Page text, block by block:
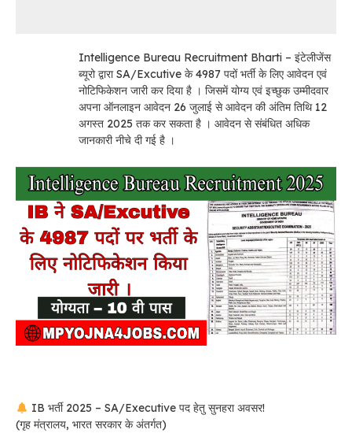
Intelligence Bureau Recruitment Bharti – इंटेलीजेंस
ब्यूरो द्वारा SA/Excutive के 4987 पदों भर्ती के लिए आवेदन एवं
नोटिफिकेशन जारी कर दिया है । जिसमें योग्य एवं इच्छुक उम्मीदवार
अपना ऑनलाइन आवेदन 26 जुलाई से आवेदन की अंतिम तिथि 12
अगस्त 2025 तक कर सकता है । आवेदन से संबंधित अधिक
जानकारी नीचे दी गई है ।
IB भर्ती 2025 – SA/Executive पद हेतु सुनहरा अवसर!
(गृह मंत्रालय, भारत सरकार के अंतर्गत)